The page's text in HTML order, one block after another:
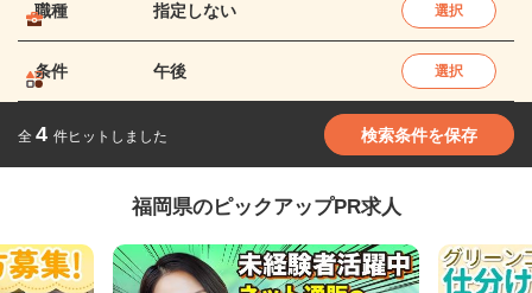
職種 指定しない 選択
条件 午後 選択
全 4 件ヒットしました 検索条件を保存
福岡県のピックアップPR求人